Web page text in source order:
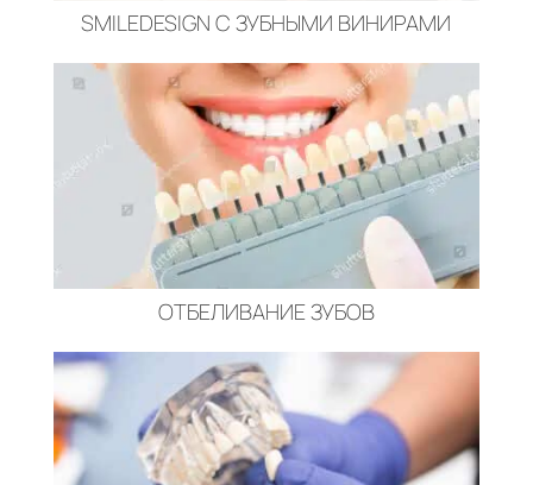
SMILEDESIGN С ЗУБНЫМИ ВИНИРАМИ
ОТБЕЛИВАНИЕ ЗУБОВ